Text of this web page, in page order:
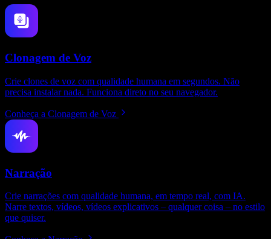
Clonagem de Voz
Crie clones de voz com qualidade humana em segundos. Não
precisa instalar nada. Funciona direto no seu navegador.
Conheça a Clonagem de Voz
Narração
Crie narrações com qualidade humana, em tempo real, com IA.
Narre textos, vídeos, vídeos explicativos – qualquer coisa – no estilo
que quiser.